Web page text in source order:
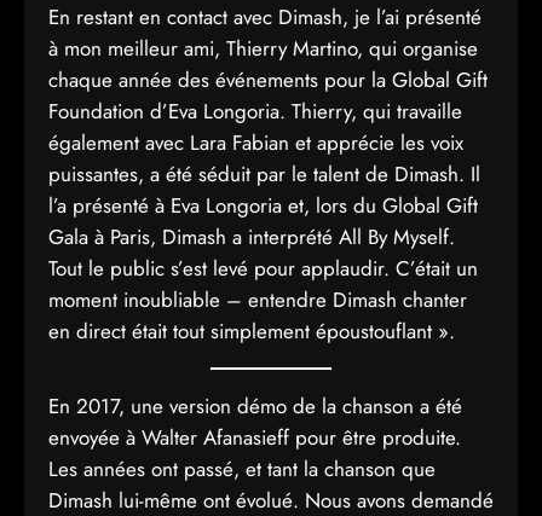
En restant en contact avec Dimash, je l’ai présenté
à mon meilleur ami, Thierry Martino, qui organise
chaque année des événements pour la Global Gift
Foundation d’Eva Longoria. Thierry, qui travaille
également avec Lara Fabian et apprécie les voix
puissantes, a été séduit par le talent de Dimash. Il
l’a présenté à Eva Longoria et, lors du Global Gift
Gala à Paris, Dimash a interprété All By Myself.
Tout le public s’est levé pour applaudir. C’était un
moment inoubliable – entendre Dimash chanter
en direct était tout simplement époustouflant ».
En 2017, une version démo de la chanson a été
envoyée à Walter Afanasieff pour être produite.
Les années ont passé, et tant la chanson que
Dimash lui-même ont évolué. Nous avons demandé